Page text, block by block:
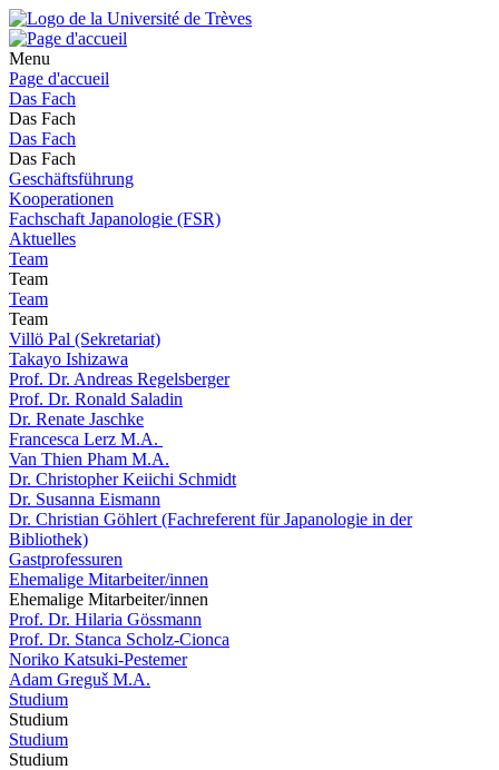
Menu
Page d'accueil
Das Fach
Das Fach
Das Fach
Das Fach
Geschäftsführung
Kooperationen
Fachschaft Japanologie (FSR)
Aktuelles
Team
Team
Team
Team
Villö Pal (Sekretariat)
Takayo Ishizawa
Prof. Dr. Andreas Regelsberger
Prof. Dr. Ronald Saladin
Dr. Renate Jaschke
Francesca Lerz M.A.
Van Thien Pham M.A.
Dr. Christopher Keiichi Schmidt
Dr. Susanna Eismann
Dr. Christian Göhlert (Fachreferent für Japanologie in der
Bibliothek)
Gastprofessuren
Ehemalige Mitarbeiter/innen
Ehemalige Mitarbeiter/innen
Prof. Dr. Hilaria Gössmann
Prof. Dr. Stanca Scholz-Cionca
Noriko Katsuki-Pestemer
Adam Greguš M.A.
Studium
Studium
Studium
Studium